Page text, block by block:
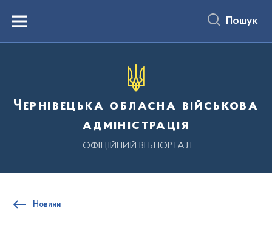
вмістуMenu Пошук
Чернівецька обласна військова
адміністрація
ОФІЦІЙНИЙ ВЕБПОРТАЛ
Новини